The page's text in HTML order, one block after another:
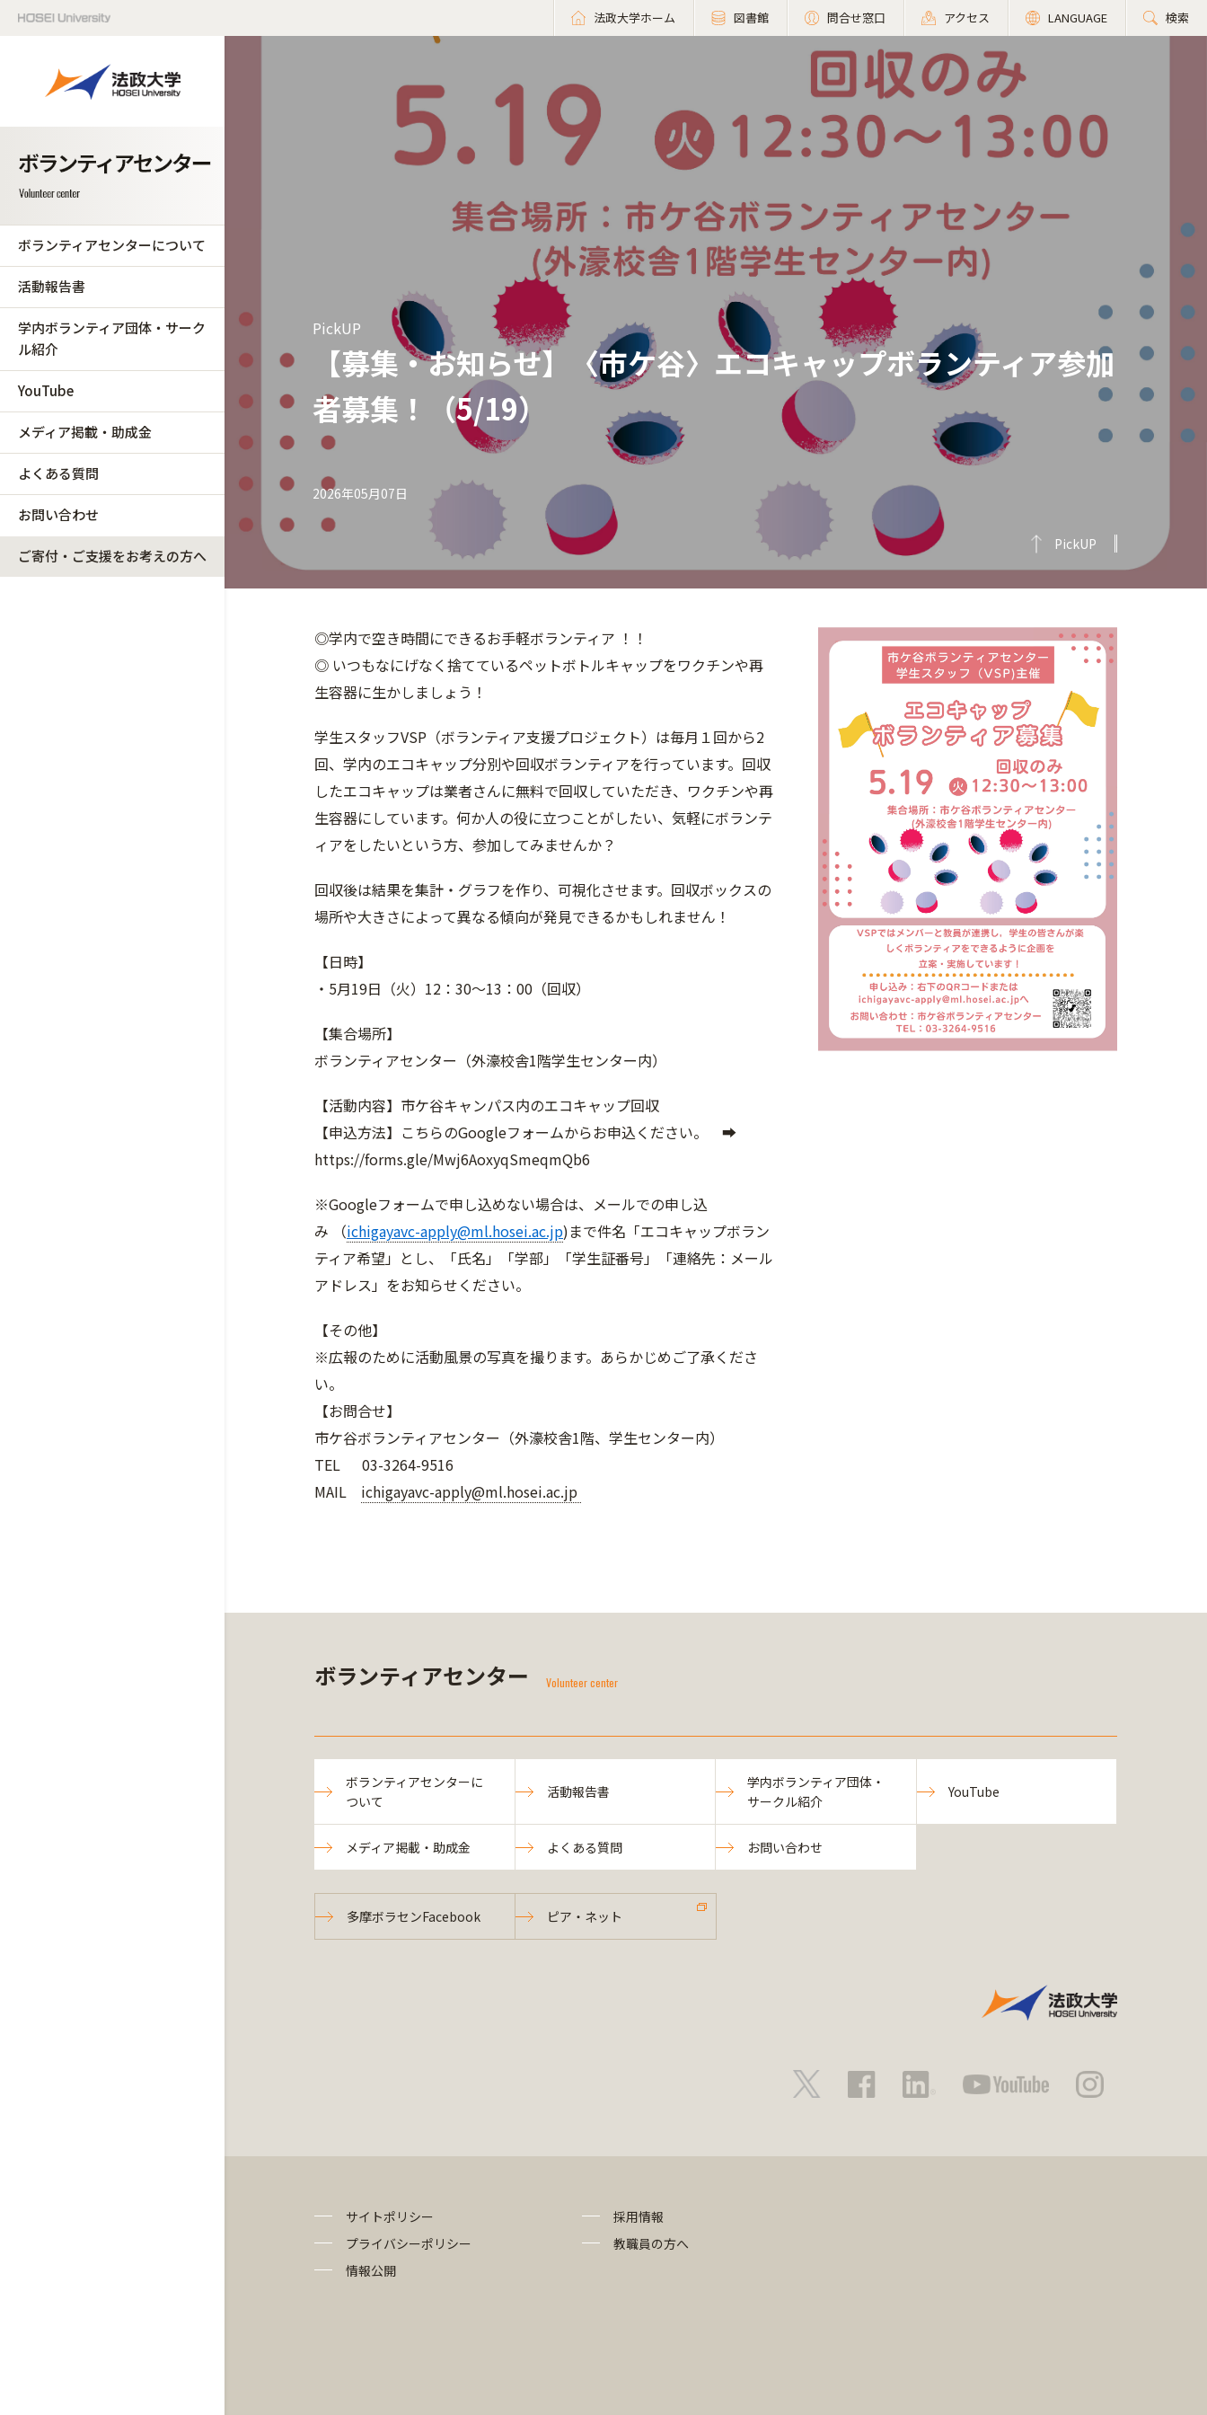
法政大学ホーム 図書館 問合せ窓口 アクセス LANGUAGE 検索
ボランティアセンターについて
活動報告書
学内ボランティア団体・サーク
ル紹介
YouTube
メディア掲載・助成金
よくある質問
お問い合わせ
ご寄付・ご支援をお考えの方へ
PickUP
【募集・お知らせ】〈市ケ谷〉エコキャップボランティア参加
者募集！（5/19）
2026年05月07日
PickUP
◎学内で空き時間にできるお手軽ボランティア ！！
◎ いつもなにげなく捨てているペットボトルキャップをワクチンや再
生容器に生かしましょう！
学生スタッフVSP（ボランティア支援プロジェクト）は毎月１回から2
回、学内のエコキャップ分別や回収ボランティアを行っています。回収
したエコキャップは業者さんに無料で回収していただき、ワクチンや再
生容器にしています。何か人の役に立つことがしたい、気軽にボランテ
ィアをしたいという方、参加してみませんか？
回収後は結果を集計・グラフを作り、可視化させます。回収ボックスの
場所や大きさによって異なる傾向が発見できるかもしれません！
【日時】
・5月19日（火）12：30～13：00（回収）
【集合場所】
ボランティアセンター（外濠校舎1階学生センター内）
【活動内容】市ケ谷キャンパス内のエコキャップ回収
【申込方法】こちらのGoogleフォームからお申込ください。 ➡
https://forms.gle/Mwj6AoxyqSmeqmQb6
※Googleフォームで申し込めない場合は、メールでの申し込
み （ichigayavc-apply@ml.hosei.ac.jp)まで件名「エコキャップボラン
ティア希望」とし、「氏名」「学部」「学生証番号」「連絡先：メール
アドレス」をお知らせください。
【その他】
※広報のために活動風景の写真を撮ります。あらかじめご了承くださ
い。
【お問合せ】
市ケ谷ボランティアセンター（外濠校舎1階、学生センター内）
TEL 03-3264-9516
MAIL ichigayavc-apply@ml.hosei.ac.jp
ボランティアセンター Volunteer center
ボランティアセンターに
ついて
活動報告書
学内ボランティア団体・
サークル紹介
YouTube
メディア掲載・助成金 よくある質問 お問い合わせ
多摩ボラセンFacebook ピア・ネット
サイトポリシー
プライバシーポリシー
情報公開
採用情報
教職員の方へ